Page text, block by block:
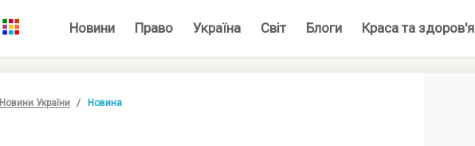
Новини Право Україна Світ Блоги Краса та здоров'я
Новини України Новина